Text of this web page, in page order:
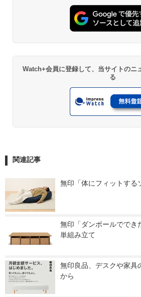
Watch+会員に登録して、当サイトのニ
る
関連記事
無印「体にフィットする
無印「ダンボールででき
単組み立て
無印良品、デスクや家具
から